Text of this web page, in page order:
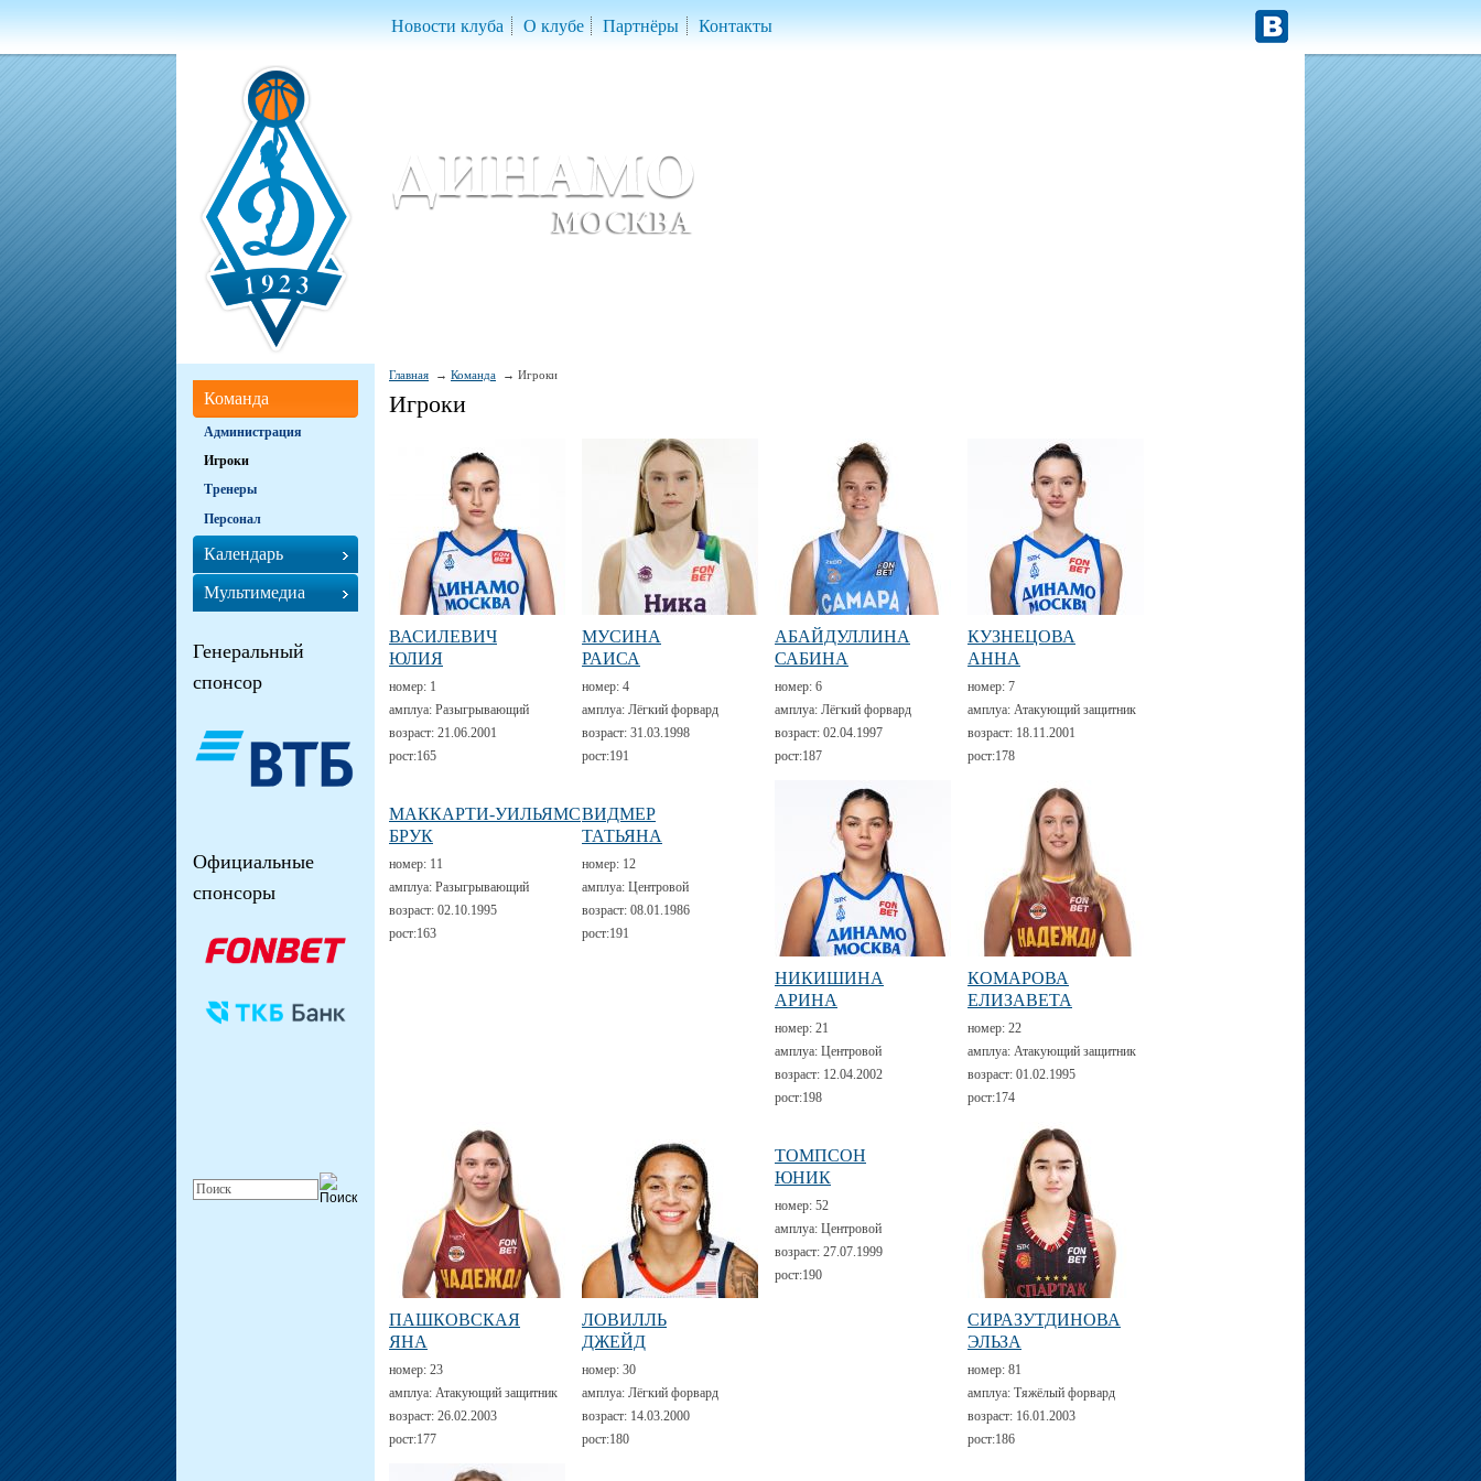
Новости клуба О клубе Партнёры Контакты
Главная Команда Игроки
Игроки
ВАСИЛЕВИЧ
ЮЛИЯ
номер: 1
амплуа: Разыгрывающий
возраст: 21.06.2001
рост:165
МУСИНА
РАИСА
номер: 4
амплуа: Лёгкий форвард
возраст: 31.03.1998
рост:191
АБАЙДУЛЛИНА
САБИНА
номер: 6
амплуа: Лёгкий форвард
возраст: 02.04.1997
рост:187
КУЗНЕЦОВА
АННА
номер: 7
амплуа: Атакующий защитник
возраст: 18.11.2001
рост:178
МАККАРТИ-УИЛЬЯМС
БРУК
номер: 11
амплуа: Разыгрывающий
возраст: 02.10.1995
рост:163
ВИДМЕР
ТАТЬЯНА
номер: 12
амплуа: Центровой
возраст: 08.01.1986
рост:191
НИКИШИНА
АРИНА
номер: 21
амплуа: Центровой
возраст: 12.04.2002
рост:198
КОМАРОВА
ЕЛИЗАВЕТА
номер: 22
амплуа: Атакующий защитник
возраст: 01.02.1995
рост:174
ПАШКОВСКАЯ
ЯНА
номер: 23
амплуа: Атакующий защитник
возраст: 26.02.2003
рост:177
ЛОВИЛЛЬ
ДЖЕЙД
номер: 30
амплуа: Лёгкий форвард
возраст: 14.03.2000
рост:180
ТОМПСОН
ЮНИК
номер: 52
амплуа: Центровой
возраст: 27.07.1999
рост:190
СИРАЗУТДИНОВА
ЭЛЬЗА
номер: 81
амплуа: Тяжёлый форвард
возраст: 16.01.2003
рост:186
Команда
Администрация
Игроки
Тренеры
Персонал
Календарь
Мультимедиа
Генеральный
спонсор
Официальные
спонсоры